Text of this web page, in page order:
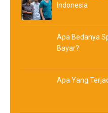
Indonesia
Apa Bedanya
Bayar?
Apa Yang